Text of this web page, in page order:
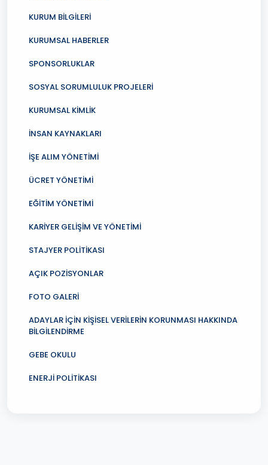
KURUM BİLGİLERİ
KURUMSAL HABERLER
SPONSORLUKLAR
SOSYAL SORUMLULUK PROJELERİ
KURUMSAL KİMLİK
İNSAN KAYNAKLARI
İŞE ALIM YÖNETİMİ
ÜCRET YÖNETİMİ
EĞİTİM YÖNETİMİ
KARİYER GELİŞİM VE YÖNETİMİ
STAJYER POLİTİKASI
AÇIK POZİSYONLAR
FOTO GALERİ
ADAYLAR İÇİN KİŞİSEL VERİLERİN KORUNMASI HAKKINDA
BİLGİLENDİRME
GEBE OKULU
ENERJİ POLİTİKASI